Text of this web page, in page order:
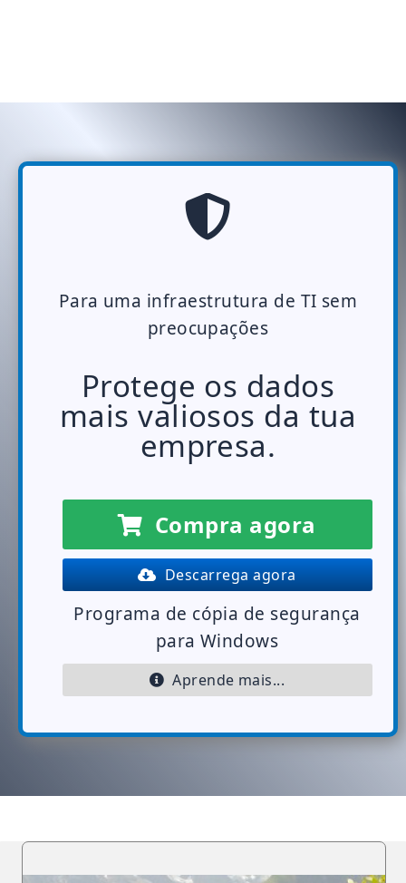
Para uma infraestrutura de TI sem
preocupações
Protege os dados
mais valiosos da tua
empresa.
Compra agora
Descarrega agora
Programa de cópia de segurança
para Windows
Aprende mais...